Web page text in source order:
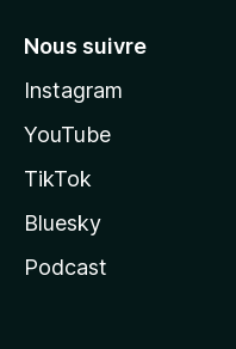
Nous suivre
Instagram
YouTube
TikTok
Bluesky
Podcast